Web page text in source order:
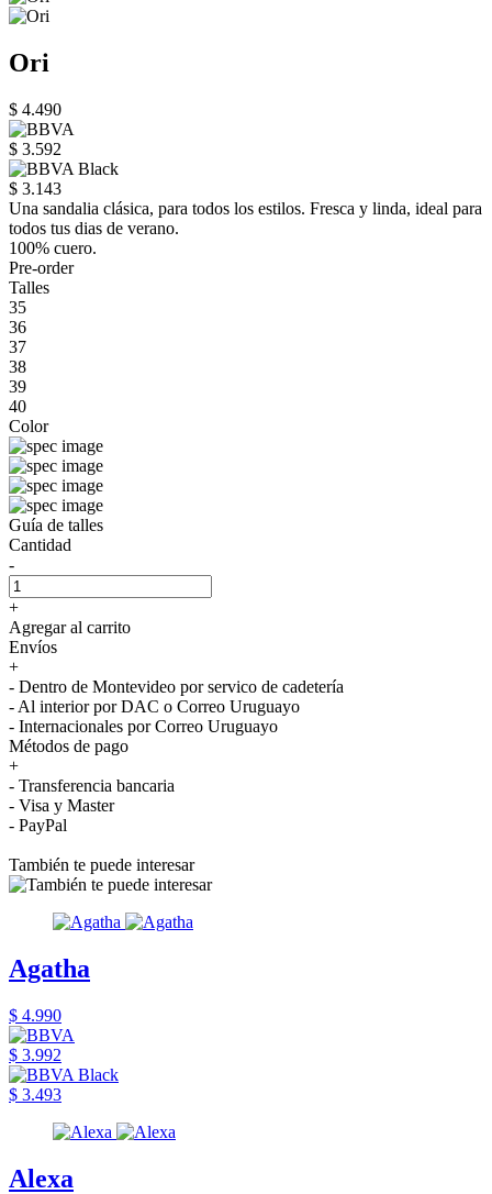
Ori
$ 4.490
$ 3.592
$ 3.143
Una sandalia clásica, para todos los estilos. Fresca y linda, ideal para
todos tus dias de verano.
100% cuero.
Pre-order
Talles
35
36
37
38
39
40
Color
Guía de talles
Cantidad
-
+
Agregar al carrito
Envíos
+
- Dentro de Montevideo por servico de cadetería
- Al interior por DAC o Correo Uruguayo
- Internacionales por Correo Uruguayo
Métodos de pago
+
- Transferencia bancaria
- Visa y Master
- PayPal
También te puede interesar
Agatha
$ 4.990
$ 3.992
$ 3.493
Alexa